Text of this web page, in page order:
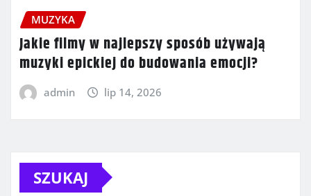
MUZYKA
Jakie filmy w najlepszy sposób używają
muzyki epickiej do budowania emocji?
admin lip 14, 2026
SZUKAJ